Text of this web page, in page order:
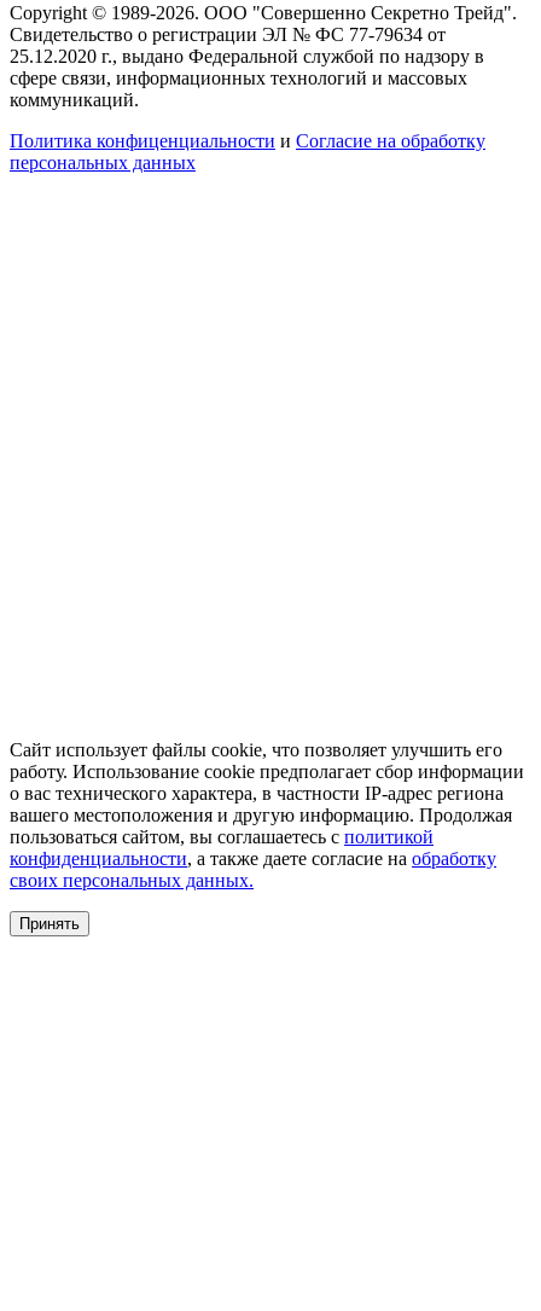
Copyright © 1989-2026. ООО "Совершенно Секретно Трейд".
Свидетельство о регистрации ЭЛ № ФС 77-79634 от
25.12.2020 г., выдано Федеральной службой по надзору в
сфере связи, информационных технологий и массовых
коммуникаций.
Политика конфиценциальности и Согласие на обработку
персональных данных
Сайт использует файлы cookie, что позволяет улучшить его
работу. Использование cookie предполагает сбор информации
о вас технического характера, в частности IP-адрес региона
вашего местоположения и другую информацию. Продолжая
пользоваться сайтом, вы соглашаетесь с политикой
конфиденциальности, а также даете согласие на обработку
своих персональных данных.
Принять